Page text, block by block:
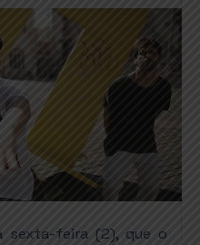
sexta-feira (2), que o